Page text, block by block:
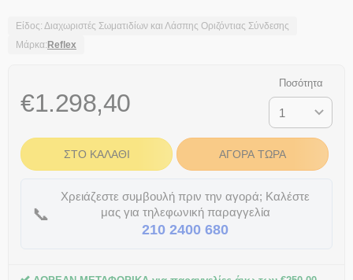
Είδος: Διαχωριστές Σωματιδίων και Λάσπης Οριζόντιας Σύνδεσης
Μάρκα: Reflex
€1.298,40
Ποσότητα
ΣΤΟ ΚΑΛΆΘΙ ΑΓΟΡΆ ΤΏΡΑ
📞
Χρειάζεστε συμβουλή πριν την αγορά; Καλέστε
μας για τηλεφωνική παραγγελία
210 2400 680